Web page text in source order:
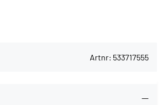
Artnr: 533717555